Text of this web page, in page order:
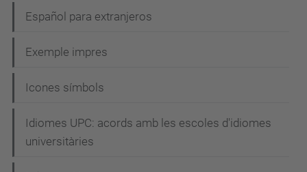
Español para extranjeros
Exemple impres
Icones símbols
Idiomes UPC: acords amb les escoles d'idiomes
universitàries